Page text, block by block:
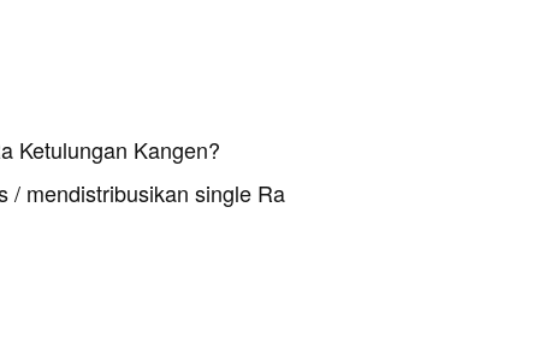
Ketulungan Kangen?
/ mendistribusikan single Ra